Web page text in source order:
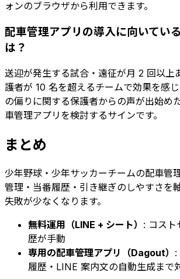
ォンのブラウザから利用できます。
配車管理アプリの導入に向いてい
は？
送迎が発生する試合・遠征が月 2 回以上
護者が 10 名を超えるチームで効果を感
の偏りに関する保護者からの声が出始め
車管理アプリを検討するサインです。
まとめ
少年野球・少年サッカーチームの配車管
管理・当番履歴・引き継ぎのしやすさを
失敗が少なくなります。
無料運用（LINE + シート） : コスト
歴が手動
専用の配車管理アプリ（Dagout） :
履歴・LINE 案内文の自動生成まで